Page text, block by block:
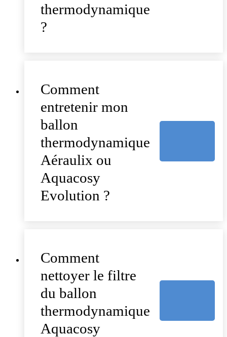
thermodynamique
?
Comment
entretenir mon
ballon
thermodynamique
Aéraulix ou
Aquacosy
Evolution ?
Comment
nettoyer le filtre
du ballon
thermodynamique
Aquacosy